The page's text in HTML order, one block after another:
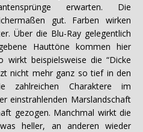
erwarten. Die
gut. Farben wirken
Über die Blu-Ray gelegentlich
Hauttöne kommen hier
wirkt beispielsweise die “Dicke
nicht mehr ganz so tief in den
zahlreichen Charaktere im
einstrahlenden Marslandschaft
gezogen. Manchmal wirkt die
heller, an anderen wieder